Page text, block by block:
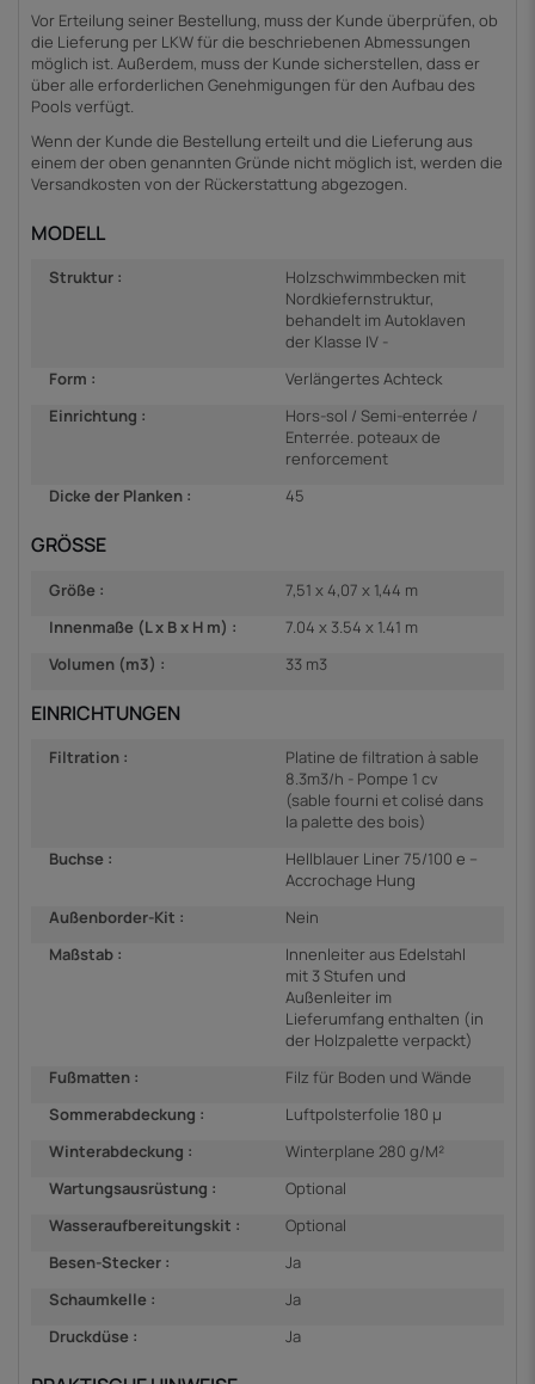
Vor Erteilung seiner Bestellung, muss der Kunde überprüfen, ob
die Lieferung per LKW für die beschriebenen Abmessungen
möglich ist. Außerdem, muss der Kunde sicherstellen, dass er
über alle erforderlichen Genehmigungen für den Aufbau des
Pools verfügt.
Wenn der Kunde die Bestellung erteilt und die Lieferung aus
einem der oben genannten Gründe nicht möglich ist, werden die
Versandkosten von der Rückerstattung abgezogen.
MODELL
Struktur :
Holzschwimmbecken mit
Nordkiefernstruktur,
behandelt im Autoklaven
der Klasse IV -
Form :
Verlängertes Achteck
Einrichtung :
Hors-sol / Semi-enterrée /
Enterrée. poteaux de
renforcement
Dicke der Planken :
45
GRÖSSE
Größe :
7,51 x 4,07 x 1,44 m
Innenmaße (L x B x H m) :
7.04 x 3.54 x 1.41 m
Volumen (m3) :
33 m3
EINRICHTUNGEN
Filtration :
Platine de filtration à sable
8.3m3/h - Pompe 1 cv
(sable fourni et colisé dans
la palette des bois)
Buchse :
Hellblauer Liner 75/100 e –
Accrochage Hung
Außenborder-Kit :
Nein
Maßstab :
Innenleiter aus Edelstahl
mit 3 Stufen und
Außenleiter im
Lieferumfang enthalten (in
der Holzpalette verpackt)
Fußmatten :
Filz für Boden und Wände
Sommerabdeckung :
Luftpolsterfolie 180 µ
Winterabdeckung :
Winterplane 280 g/M²
Wartungsausrüstung :
Optional
Wasseraufbereitungskit :
Optional
Besen-Stecker :
Ja
Schaumkelle :
Ja
Druckdüse :
Ja